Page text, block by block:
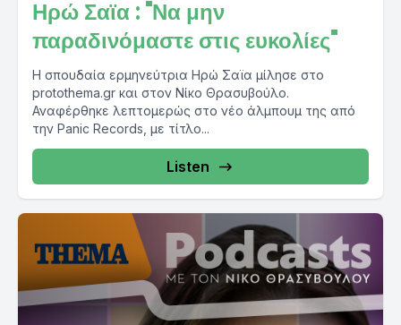
Ηρώ Σαϊα : "Να μην
παραδινόμαστε στις ευκολίες"
Η σπουδαία ερμηνεύτρια Ηρώ Σαϊα μίλησε στο
protothema.gr και στον Νίκο Θρασυβούλο.
Αναφέρθηκε λεπτομερώς στο νέο άλμπουμ της από
την Panic Records, με τίτλο...
Listen